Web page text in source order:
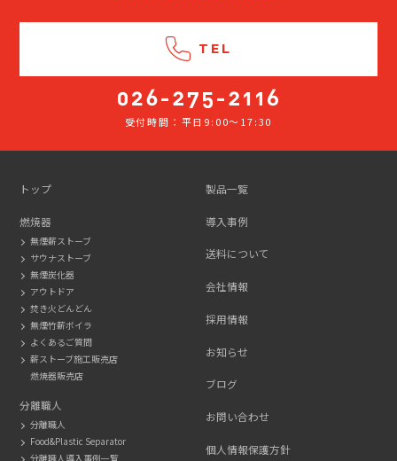
TEL
受付時間：平日9:00～17:30
トップ
燃焼器
無煙薪ストーブ
サウナストーブ
無煙炭化器
アウトドア
焚き火どんどん
無煙竹薪ボイラ
よくあるご質問
薪ストーブ施工販売店
燃焼器販売店
分離職人
分離職人
Food&Plastic Separator
分離職人導入事例一覧
製品一覧
導入事例
送料について
会社情報
採用情報
お知らせ
ブログ
お問い合わせ
個人情報保護方針